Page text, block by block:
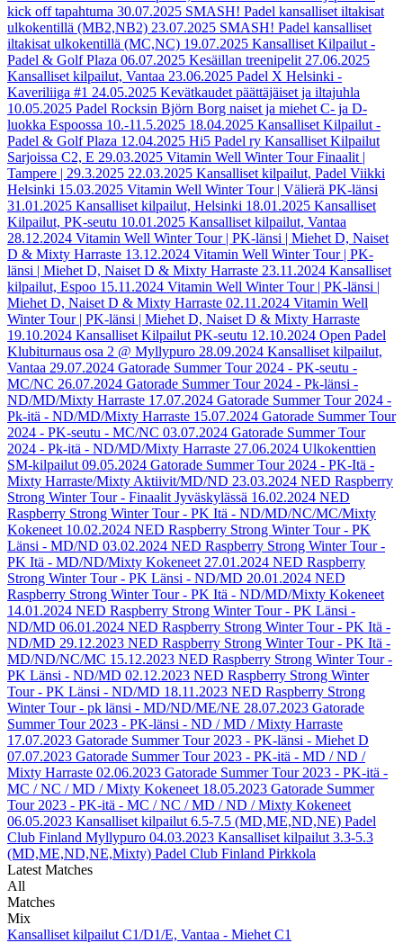
kick off tapahtuma 30.07.2025 SMASH! Padel kansalliset iltakisat
ulkokentillä (MB2,NB2) 23.07.2025 SMASH! Padel kansalliset
iltakisat ulkokentillä (MC,NC) 19.07.2025 Kansalliset Kilpailut -
Padel & Golf Plaza 06.07.2025 Kesäillan treenipelit 27.06.2025
Kansalliset kilpailut, Vantaa 23.06.2025 Padel X Helsinki -
Kaveriliiga #1 24.05.2025 Kevätkaudet päättäjäiset ja iltajuhla
10.05.2025 Padel Rocksin Björn Borg naiset ja miehet C- ja D-
luokka Espoossa 10.-11.5.2025 18.04.2025 Kansalliset Kilpailut -
Padel & Golf Plaza 12.04.2025 Hi5 Padel ry Kansalliset Kilpailut
Sarjoissa C2, E 29.03.2025 Vitamin Well Winter Tour Finaalit |
Tampere | 29.3.2025 22.03.2025 Kansalliset kilpailut, Padel Viikki
Helsinki 15.03.2025 Vitamin Well Winter Tour | Välierä PK-länsi
31.01.2025 Kansalliset kilpailut, Helsinki 18.01.2025 Kansalliset
Kilpailut, PK-seutu 10.01.2025 Kansalliset kilpailut, Vantaa
28.12.2024 Vitamin Well Winter Tour | PK-länsi | Miehet D, Naiset
D & Mixty Harraste 13.12.2024 Vitamin Well Winter Tour | PK-
länsi | Miehet D, Naiset D & Mixty Harraste 23.11.2024 Kansalliset
kilpailut, Espoo 15.11.2024 Vitamin Well Winter Tour | PK-länsi |
Miehet D, Naiset D & Mixty Harraste 02.11.2024 Vitamin Well
Winter Tour | PK-länsi | Miehet D, Naiset D & Mixty Harraste
19.10.2024 Kansalliset Kilpailut PK-seutu 12.10.2024 Open Padel
Klubiturnaus osa 2 @ Myllypuro 28.09.2024 Kansalliset kilpailut,
Vantaa 29.07.2024 Gatorade Summer Tour 2024 - PK-seutu -
MC/NC 26.07.2024 Gatorade Summer Tour 2024 - Pk-länsi -
ND/MD/Mixty Harraste 17.07.2024 Gatorade Summer Tour 2024 -
Pk-itä - ND/MD/Mixty Harraste 15.07.2024 Gatorade Summer Tour
2024 - PK-seutu - MC/NC 03.07.2024 Gatorade Summer Tour
2024 - Pk-itä - ND/MD/Mixty Harraste 27.06.2024 Ulkokenttien
SM-kilpailut 09.05.2024 Gatorade Summer Tour 2024 - PK-Itä -
Mixty Harraste/Mixty Aktiivit/MD/ND 23.03.2024 NED Raspberry
Strong Winter Tour - Finaalit Jyväskylässä 16.02.2024 NED
Raspberry Strong Winter Tour - PK Itä - ND/MD/NC/MC/Mixty
Kokeneet 10.02.2024 NED Raspberry Strong Winter Tour - PK
Länsi - MD/ND 03.02.2024 NED Raspberry Strong Winter Tour -
PK Itä - MD/ND/Mixty Kokeneet 27.01.2024 NED Raspberry
Strong Winter Tour - PK Länsi - ND/MD 20.01.2024 NED
Raspberry Strong Winter Tour - PK Itä - ND/MD/Mixty Kokeneet
14.01.2024 NED Raspberry Strong Winter Tour - PK Länsi -
ND/MD 06.01.2024 NED Raspberry Strong Winter Tour - PK Itä -
ND/MD 29.12.2023 NED Raspberry Strong Winter Tour - PK Itä -
MD/ND/NC/MC 15.12.2023 NED Raspberry Strong Winter Tour -
PK Länsi - ND/MD 02.12.2023 NED Raspberry Strong Winter
Tour - PK Länsi - ND/MD 18.11.2023 NED Raspberry Strong
Winter Tour - pk länsi - MD/ND/ME/NE 28.07.2023 Gatorade
Summer Tour 2023 - PK-länsi - ND / MD / Mixty Harraste
17.07.2023 Gatorade Summer Tour 2023 - PK-länsi - Miehet D
07.07.2023 Gatorade Summer Tour 2023 - PK-itä - MD / ND /
Mixty Harraste 02.06.2023 Gatorade Summer Tour 2023 - PK-itä -
MC / NC / MD / Mixty Kokeneet 18.05.2023 Gatorade Summer
Tour 2023 - PK-itä - MC / NC / MD / ND / Mixty Kokeneet
06.05.2023 Kansalliset kilpailut 6.5-7.5 (MD,ME,ND,NE) Padel
Club Finland Myllypuro 04.03.2023 Kansalliset kilpailut 3.3-5.3
(MD,ME,ND,NE,Mixty) Padel Club Finland Pirkkola
Latest Matches
All
Matches
Mix
Kansalliset kilpailut C1/D1/E, Vantaa - Miehet C1